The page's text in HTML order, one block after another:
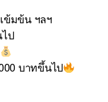
ข้มข้น ฯลฯ
ป
บาทขึ้นไป